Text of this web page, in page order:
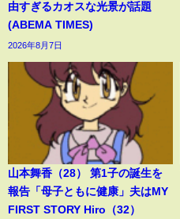
由すぎるカオスな光景が話題
(ABEMA TIMES)
2026年8月7日
山本舞香（28） 第1子の誕生を
報告「母子ともに健康」夫はMY
FIRST STORY Hiro（32）